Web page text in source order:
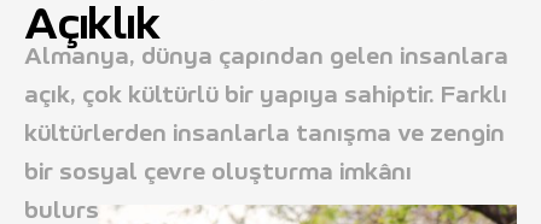
Açıklık
Almanya, dünya çapından gelen insanlara
açık, çok kültürlü bir yapıya sahiptir. Farklı
kültürlerden insanlarla tanışma ve zengin
bir sosyal çevre oluşturma imkânı
bulursunuz.